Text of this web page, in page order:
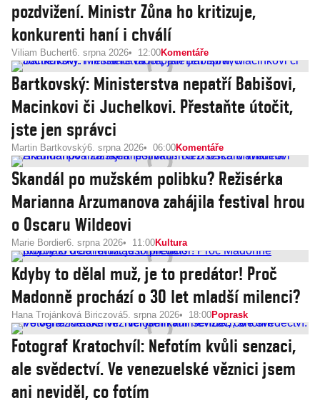
pozdvižení. Ministr Zůna ho kritizuje,
konkurenti haní i chválí
Viliam Buchert6. srpna 2026 12:00Komentáře
Bartkovský: Ministerstva nepatří Babišovi,
Macinkovi či Juchelkovi. Přestaňte útočit,
jste jen správci
Martin Bartkovský6. srpna 2026 06:00Komentáře
Skandál po mužském polibku? Režisérka
Marianna Arzumanova zahájila festival hrou
o Oscaru Wildeovi
Marie Bordier6. srpna 2026 11:00Kultura
Kdyby to dělal muž, je to predátor! Proč
Madonně prochází o 30 let mladší milenci?
Hana Trojánková Biriczová5. srpna 2026 18:00Poprask
Fotograf Kratochvíl: Nefotím kvůli senzaci,
ale svědectví. Ve venezuelské věznici jsem
ani neviděl, co fotím